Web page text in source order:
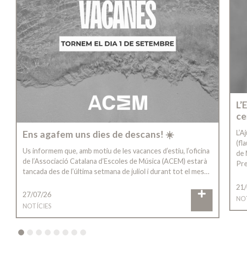
Ens agafem uns dies de descans! ☀️
Us informem que, amb motiu de les vacances d’estiu, l’oficina
de l’Associació Catalana d’Escoles de Música (ACEM) estarà
tancada des de l’última setmana de juliol i durant tot el mes…
27/07/26
NOTÍCIES
de
4 5 6 7 8